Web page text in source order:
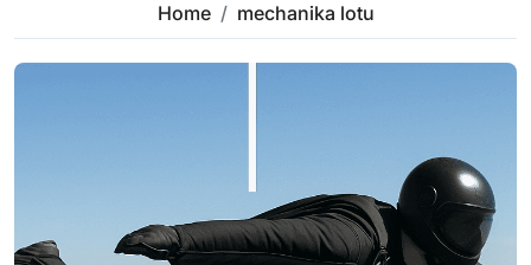
Home mechanika lotu